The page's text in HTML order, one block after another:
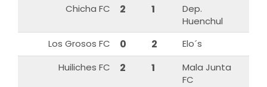
Chicha FC 2 1
Dep.
Huenchul
Los Grosos FC
0 2
Elo´s
Huiliches FC
2 1
Mala Junta
FC